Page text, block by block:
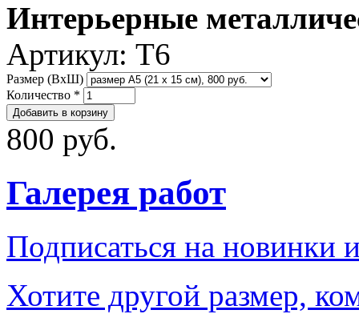
Интерьерные
Артикул: T6
Размер (ВxШ)
Количество *
800 руб.
Галерея работ
Подписаться на новинки
Хотите другой размер,